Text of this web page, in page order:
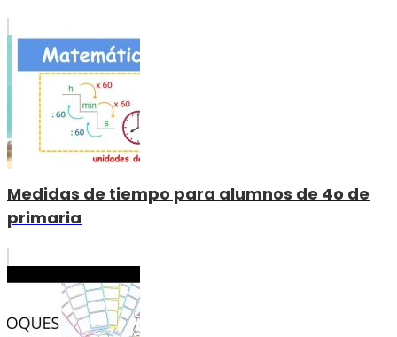
Medidas de tiempo para alumnos de 4o de
primaria